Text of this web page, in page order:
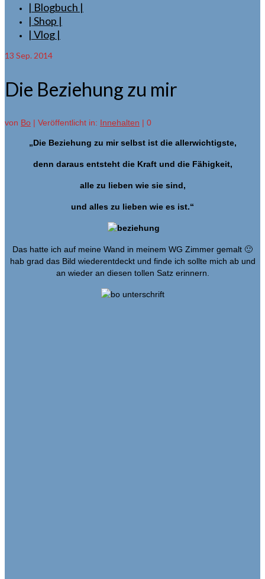
| Blogbuch |
| Shop |
| Vlog |
13 Sep. 2014
Die Beziehung zu mir
von Bo | Veröffentlicht in: Innehalten | 0
„Die Beziehung zu mir selbst ist die allerwichtigste,
denn daraus entsteht die Kraft und die Fähigkeit,
alle zu lieben wie sie sind,
und alles zu lieben wie es ist.“
Das hatte ich auf meine Wand in meinem WG Zimmer gemalt 🙂
hab grad das Bild wiederentdeckt und finde ich sollte mich ab und
an wieder an diesen tollen Satz erinnern.